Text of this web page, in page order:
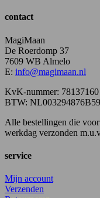
contact
MagiMaan
De Roerdomp 37
7609 WB Almelo
E: info@magimaan.nl
KvK-nummer: 78137160
BTW: NL003294876B59
Alle bestellingen die
werkdag verzonden
service
Mijn account
Verzenden